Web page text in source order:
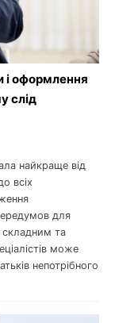
і оформлення
слід
найкраще від
всіх
для
та
може
непотрібного